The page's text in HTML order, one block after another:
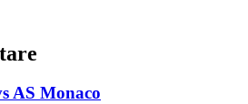
AS Monaco